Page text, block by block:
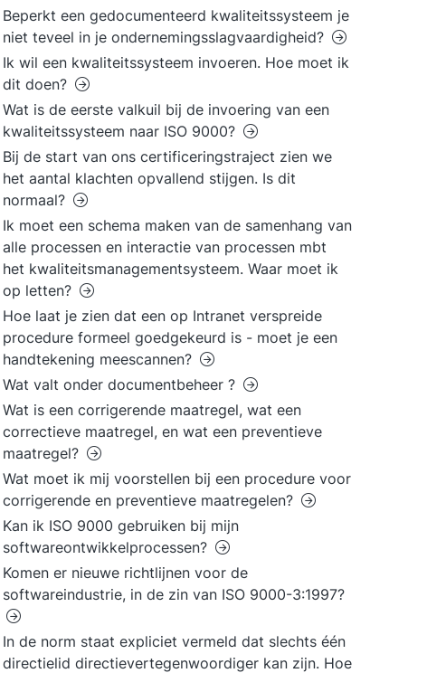
Beperkt een gedocumenteerd kwaliteitssysteem je
niet teveel in je ondernemingsslagvaardigheid?
Ik wil een kwaliteitssysteem invoeren. Hoe moet ik
dit doen?
Wat is de eerste valkuil bij de invoering van een
kwaliteitssysteem naar ISO 9000?
Bij de start van ons certificeringstraject zien we
het aantal klachten opvallend stijgen. Is dit
normaal?
Ik moet een schema maken van de samenhang van
alle processen en interactie van processen mbt
het kwaliteitsmanagementsysteem. Waar moet ik
op letten?
Hoe laat je zien dat een op Intranet verspreide
procedure formeel goedgekeurd is - moet je een
handtekening meescannen?
Wat valt onder documentbeheer ?
Wat is een corrigerende maatregel, wat een
correctieve maatregel, en wat een preventieve
maatregel?
Wat moet ik mij voorstellen bij een procedure voor
corrigerende en preventieve maatregelen?
Kan ik ISO 9000 gebruiken bij mijn
softwareontwikkelprocessen?
Komen er nieuwe richtlijnen voor de
softwareindustrie, in de zin van ISO 9000-3:1997?
In de norm staat expliciet vermeld dat slechts één
directielid directievertegenwoordiger kan zijn. Hoe